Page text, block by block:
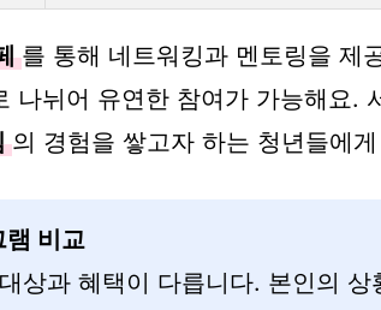
를 통해 네트워킹과 멘토링을 제
나뉘어 유연한 참여가 가능해요.
의 경험을 쌓고자 하는 청년들에
램 비교
상과 혜택이 다릅니다. 본인의 상